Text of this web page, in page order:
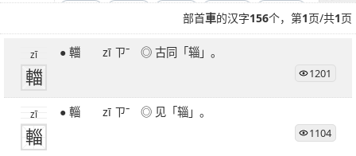
9笔字 10笔字
11笔字
12笔字
13笔字 14笔字 15笔字
16笔字
17笔字
18笔字 19笔字
26笔字
27笔字
28笔字 29笔字 30笔字
31笔字
32笔字
33笔字 34笔字
36笔字
部首車的汉字156个，第1页/共1页
zī
輺
● 輺 zī ㄗˉ ◎ 古同「辎」。
1201
zī
輜
● 輜 zī ㄗˉ ◎ 见「辎」。
1104